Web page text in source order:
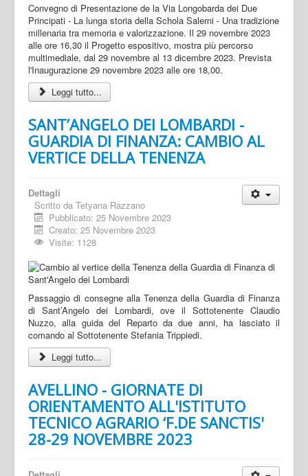
Convegno di Presentazione de la Via Longobarda dei Due
Principati - La lunga storia della Schola Salerni - Una tradizione
millenaria tra memoria e valorizzazione. Il 29 novembre 2023
alle ore 16,30 il Progetto espositivo, mostra più percorso
multimediale, dal 29 novembre al 13 dicembre 2023. Prevista
l'Inaugurazione 29 novembre 2023 alle ore 18,00.
Leggi tutto...
SANT’ANGELO DEI LOMBARDI -
GUARDIA DI FINANZA: CAMBIO AL
VERTICE DELLA TENENZA
Dettagli
Scritto da Tetyana Razzano
Pubblicato: 25 Novembre 2023
Creato: 25 Novembre 2023
Visite: 1128
Passaggio di consegne alla Tenenza della Guardia di Finanza
di Sant’Angelo dei Lombardi, ove il Sottotenente Claudio
Nuzzo, alla guida del Reparto da due anni, ha lasciato il
comando al Sottotenente Stefania Trippiedi.
Leggi tutto...
AVELLINO - GIORNATE DI
ORIENTAMENTO ALL'ISTITUTO
TECNICO AGRARIO ‘F.DE SANCTIS'
28-29 NOVEMBRE 2023